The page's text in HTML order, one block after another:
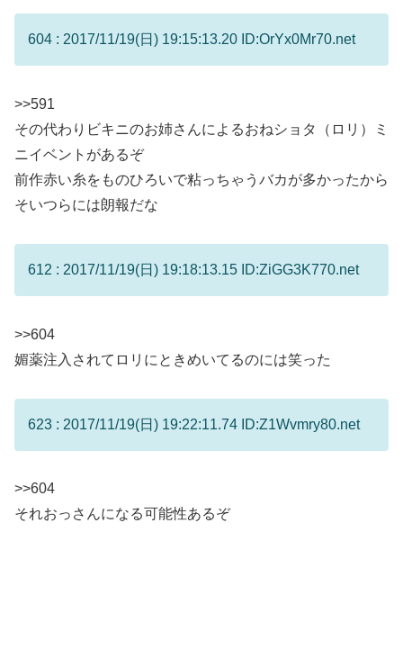
604 : 2017/11/19(日) 19:15:13.20 ID:OrYx0Mr70.net
>>591
その代わりビキニのお姉さんによるおねショタ（ロリ）ミ
ニイベントがあるぞ
前作赤い糸をものひろいで粘っちゃうバカが多かったから
そいつらには朗報だな
612 : 2017/11/19(日) 19:18:13.15 ID:ZiGG3K770.net
>>604
媚薬注入されてロリにときめいてるのには笑った
623 : 2017/11/19(日) 19:22:11.74 ID:Z1Wvmry80.net
>>604
それおっさんになる可能性あるぞ